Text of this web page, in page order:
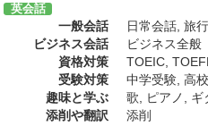
英会話
一般会話 日常会話, 旅
ビジネス会話
ビジネス全般
資格対策
TOEIC, TOEFL
受験対策
中学受験, 高
趣味と学ぶ
歌 ピアノ ギ
添削や翻訳
添削